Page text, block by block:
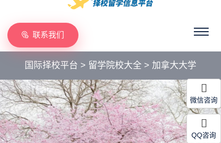
联系我们
国际择校平台 > 留学院校大全 > 加拿大大学
微信咨询
QQ咨询